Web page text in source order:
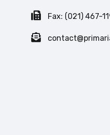
Fax: (021) 467-